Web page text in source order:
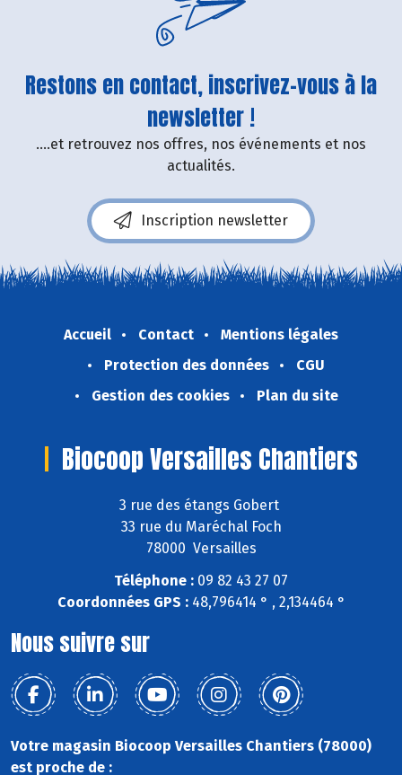
Restons en contact, inscrivez-vous à la
newsletter !
....et retrouvez nos offres, nos événements et nos
actualités.
Inscription newsletter
Accueil Contact
Mentions légales
Protection des données
CGU
Gestion des cookies
Plan du site
Biocoop Versailles Chantiers
3 rue des étangs Gobert
33 rue du Maréchal Foch
78000 Versailles
Téléphone : 09 82 43 27 07
Coordonnées GPS :48,796414 ° , 2,134464 °
Nous suivre sur
Votre magasin Biocoop Versailles Chantiers (78000)
est proche de :